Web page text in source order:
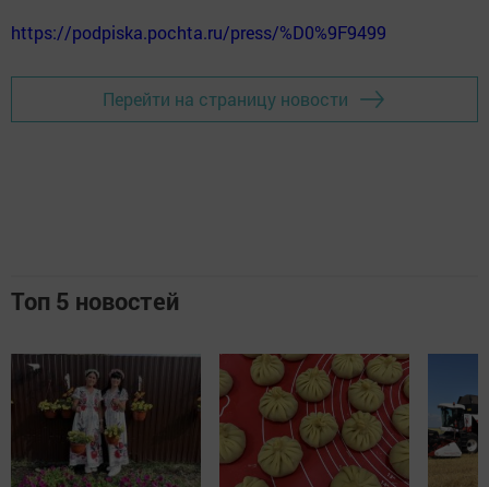
https://podpiska.pochta.ru/press/%D0%9F9499
Перейти на страницу новости
Топ 5 новостей